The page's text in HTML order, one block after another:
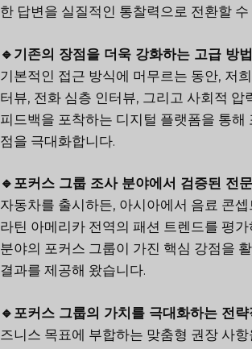
한 답변을 실질적인 통찰력으로 전환할 수
🔹기존의 장점을 더욱 강화하는 고급 방
기본적인 접근 방식에 머무르는 동안, 저
터뷰, 전화 심층 인터뷰, 그리고 사회적 압
피드백을 포착하는 디지털 플랫폼을 통해
점을 극대화합니다.
🔹포커스 그룹 조사 분야에서 검증된 전
자동차를 출시하든, 아시아에서 음료 콘
라틴 아메리카 전역의 패션 트렌드를 평
분야의 포커스 그룹이 가진 핵심 강점을
결과를 제공해 왔습니다.
🔹포커스 그룹의 가치를 극대화하는 전
즈니스 목표에 부합하는 맞춤형 권장 사